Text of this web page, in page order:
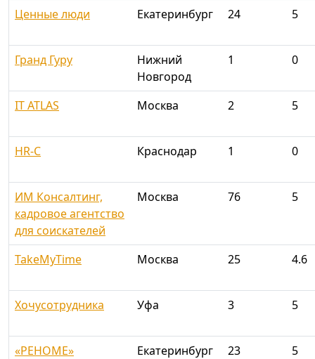
Ценные люди Екатеринбург 24 5
Гранд Гуру
Нижний
Новгород
1 0
IT ATLAS Москва 2 5
HR-C Краснодар 1 0
ИМ Консалтинг,
кадровое агентство
для соискателей
Москва 76 5
TakeMyTime Москва 25 4.6
Хочусотрудника Уфа 3 5
«РЕНОМЕ»
Екатеринбург 23 5